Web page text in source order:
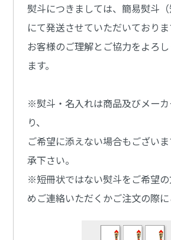
熨斗につきましては、簡易熨斗（
にて発送させていただいておりま
お客様のご理解とご協力をよろ
ます。
※熨斗・名入れは商品及びメー
り、
ご希望に添えない場合もござい
承下さい。
※短冊状ではない熨斗をご希望
めご連絡いただくかご注文の際に